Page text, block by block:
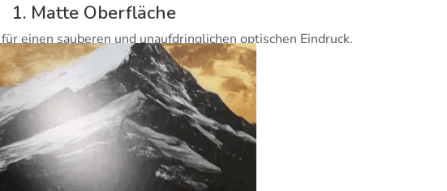
1. Matte Oberfläche
einen sauberen und unaufdringlichen optischen Eindruck.